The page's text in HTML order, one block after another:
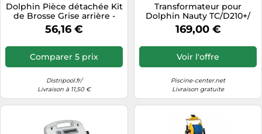
Dolphin Pièce détachée Kit
de Brosse Grise arrière -
Référence 99955380-ASSY
56,16 €
Comparer 5 prix
Distripool.fr/
Livraison à 11,50 €
Transformateur pour
Dolphin Nauty TC/D210+/
Dolphin 2001
télécommandable
169,00 €
Voir l'offre
Piscine-center.net
Livraison gratuite